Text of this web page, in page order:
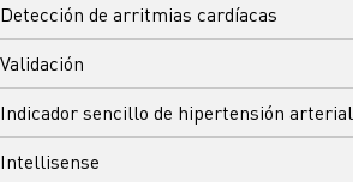
Detección de arritmias cardíacas
Validación
Indicador sencillo de hipertensión arterial
Intellisense